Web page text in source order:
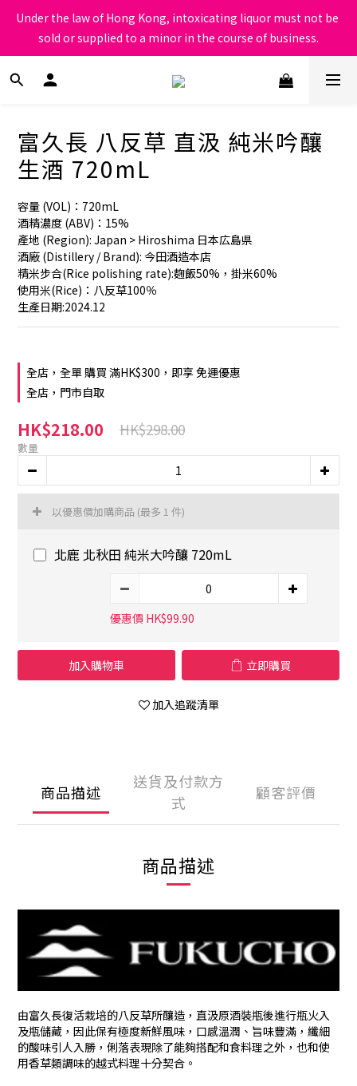
根據香港法律，不得在業務過程中，向未成年人售賣或供應令人醺
醉的酒類
Under the law of Hong Kong, intoxicating liquor must not be
sold or supplied to a minor in the course of business.
根據香港法律，不得在業務過程中，向未成年人售賣或供應令人醺
富久長 八反草 直汲 純米吟釀
生酒 720mL
容量 (VOL)：720mL
酒精濃度 (ABV)：15%
產地 (Region): Japan > Hiroshima 日本広島県
酒廠 (Distillery / Brand): 今田酒造本店
精米步合(Rice polishing rate):麴飯50%，掛米60%
使用米(Rice)：八反草100％
生產日期:2024.12
全店，全單 購買 滿HK$300，即享 免運優惠
全店，門市自取
HK$218.00 HK$298.00
數量
以優惠價加購商品 (最多 1 件)
北鹿 北秋田 純米大吟釀 720mL
優惠價 HK$99.90
加入購物車 立即購買
加入追蹤清單
商品描述
送貨及付款方
式
顧客評價
商品描述
由富久長復活栽培的八反草所釀造，直汲原酒裝瓶後進行瓶火入
及瓶儲藏，因此保有極度新鮮風味，口感溫潤、旨味豐滿，纖細
的酸味引人入勝，俐落表現除了能夠搭配和食料理之外，也和使
用香草類調味的越式料理十分契合。